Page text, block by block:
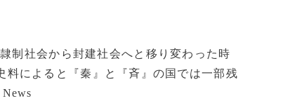
制社会から封建社会へと移り変わった時
によると『秦』と『斉』の国では一部残